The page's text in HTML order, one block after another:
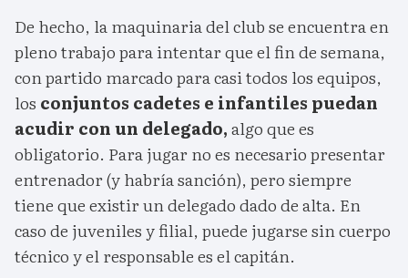
De hecho, la maquinaria del club se encuentra en
pleno trabajo para intentar que el fin de semana,
con partido marcado para casi todos los equipos,
los conjuntos cadetes e infantiles puedan
acudir con un delegado,algo que es
obligatorio. Para jugar no es necesario presentar
entrenador (y habría sanción), pero siempre
tiene que existir un delegado dado de alta. En
caso de juveniles y filial, puede jugarse sin cuerpo
técnico y el responsable es el capitán.